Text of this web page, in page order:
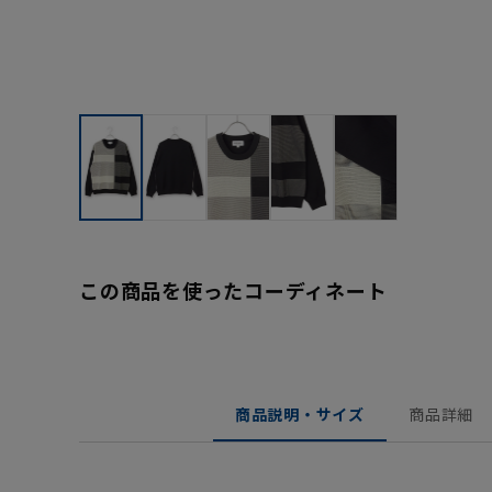
この商品を使ったコーディネート
商品説明・サイズ 商品詳細